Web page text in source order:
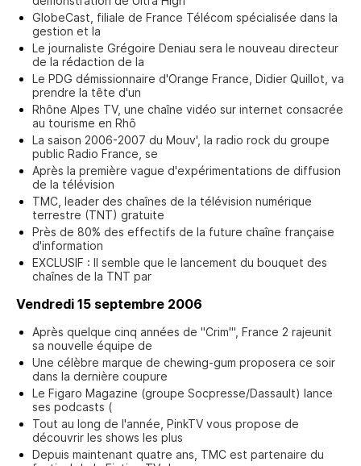
GlobeCast, filiale de France Télécom spécialisée dans la
gestion et la
Le journaliste Grégoire Deniau sera le nouveau directeur
de la rédaction de la
Le PDG démissionnaire d'Orange France, Didier Quillot, va
prendre la tête d'un
Rhône Alpes TV, une chaîne vidéo sur internet consacrée
au tourisme en Rhô
La saison 2006-2007 du Mouv', la radio rock du groupe
public Radio France, se
Après la première vague d'expérimentations de diffusion
de la télévision
TMC, leader des chaînes de la télévision numérique
terrestre (TNT) gratuite
Près de 80% des effectifs de la future chaîne française
d'information
EXCLUSIF : Il semble que le lancement du bouquet des
chaînes de la TNT par
Vendredi 15 septembre 2006
Après quelque cinq années de "Crim'", France 2 rajeunit
sa nouvelle équipe de
Une célèbre marque de chewing-gum proposera ce soir
dans la dernière coupure
Le Figaro Magazine (groupe Socpresse/Dassault) lance
ses podcasts (
Tout au long de l'année, PinkTV vous propose de
découvrir les shows les plus
Depuis maintenant quatre ans, TMC est partenaire du